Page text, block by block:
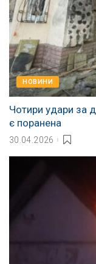
НОВИНИ
Чотири удари за
є поранена
30.04.2026